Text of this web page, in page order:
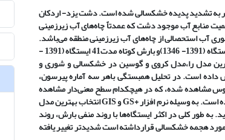
به تشدید پدیده خشکسالی شده است.دشت یزد-اردکان
کمیت منابع آب موجود دشت که عمدتاً چاههای آب زیرزمینی
آب استحصالی از چاههای آب زیرزمینی منطقه میباشد.
(1391
-
1346)و بارش کوتاه مدت 4 1 ایستگاه (1391 -
مدل را،مدل کروی و گوسین در خشکسالی و شوری و
داده است. درتحلیل همبستگی باهر سه آماره پیرسون،
مشاهده شده، که در هیچکدام سطح معنیدار مشاهده
است. به وسیله نرم افزار+GS وGISانتخاب بهترین مدل
طور کلی در اکثر ایستگاهها با روند منفی بارش، روند
هجمه خشکسالی قرارداشته است شدیدتر تغییر یافته